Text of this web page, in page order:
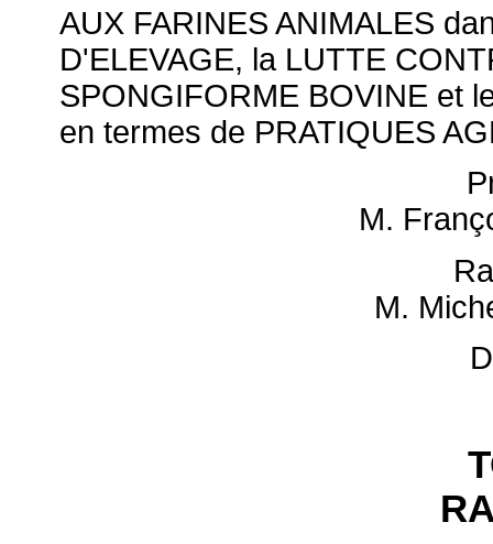
AUX FARINES ANIMALES
D'ELEVAGE, la LUTTE
SPONGIFORME BOVINE et
en termes de PRATIQUES
M.
M.